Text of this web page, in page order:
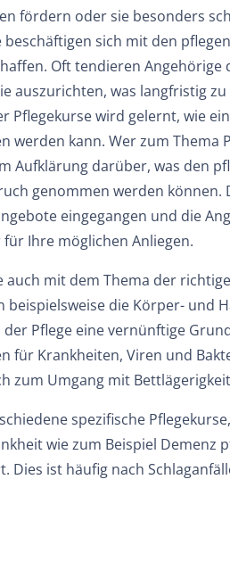
fördern oder sie besonders
beschäftigen sich mit den
Oft tendieren Angehörige
auszurichten, was langfristig
Pflegekurse wird gelernt, wie
werden kann. Wer zum Thema
Aufklärung darüber, was den
genommen werden
eingegangen und die
Ihre möglichen Anliegen.
mit dem Thema der
beispielsweise die Körper- und
Pflege eine vernünftige
für Krankheiten, Viren und
zum Umgang mit
spezifische
wie zum Beispiel Demenz
Dies ist häufig nach